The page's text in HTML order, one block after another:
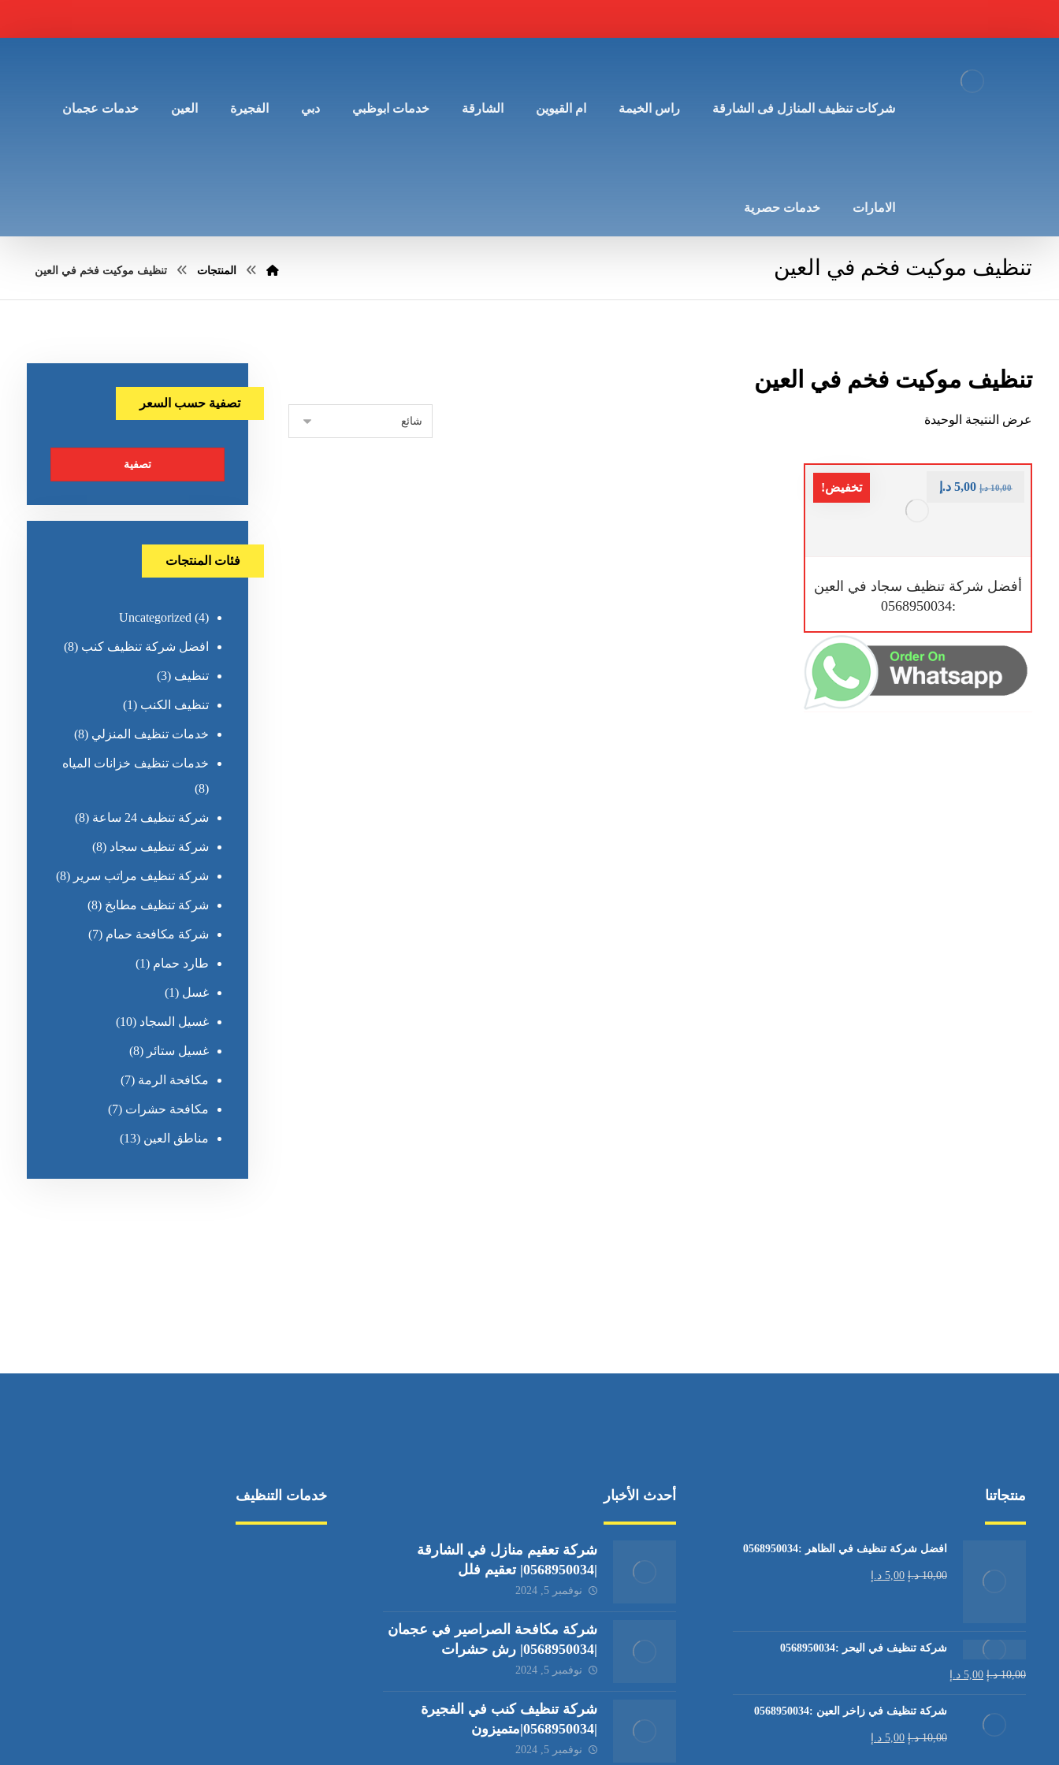
شركات تنظيف المنازل فى الشارقة راس الخيمة ام القيوين الشارقة خدمات ابوظبي دبي الفجيرة العين خدمات عجمان
الامارات خدمات حصرية
تنظيف موكيت فخم في العين المنتجات تنظيف موكيت فخم في العين
تنظيف موكيت فخم في العين
عرض النتيجة الوحيدة
تخفيض!
أفضل شركة تنظيف سجاد في العين
:0568950034
10,00 د.إ 5,00 د.إ
تصفية حسب السعر
تصفية
فئات المنتجات
Uncategorized (4)
افضل شركة تنظيف كنب (8)
تنظيف (3)
تنظيف الكنب (1)
خدمات تنظيف المنزلي (8)
خدمات تنظيف خزانات المياه
(8)
شركة تنظيف 24 ساعة (8)
شركة تنظيف سجاد (8)
شركة تنظيف مراتب سرير (8)
شركة تنظيف مطابخ (8)
شركة مكافحة حمام (7)
طارد حمام (1)
غسل (1)
غسيل السجاد (10)
غسيل ستائر (8)
مكافحة الرمة (7)
مكافحة حشرات (7)
مناطق العين (13)
منتجاتنا
افضل شركة تنظيف في الظاهر :0568950034
10,00 د.إ 5,00 د.إ
شركة تنظيف في اليحر :0568950034
10,00 د.إ 5,00 د.إ
شركة تنظيف في زاخر العين :0568950034
10,00 د.إ 5,00 د.إ
أحدث الأخبار
شركة تعقيم منازل في الشارقة
|0568950034| تعقيم فلل
نوفمبر 5, 2024
شركة مكافحة الصراصير في عجمان
|0568950034| رش حشرات
نوفمبر 5, 2024
شركة تنظيف كنب في الفجيرة
|0568950034|متميزون
نوفمبر 5, 2024
خدمات التنظيف